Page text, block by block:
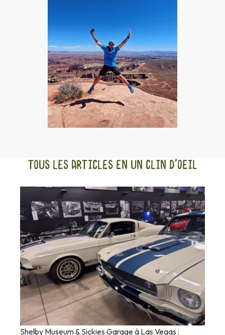
Tous les articles en un clin d'oeil
Shelby Museum & Sickies Garage à Las Vegas :